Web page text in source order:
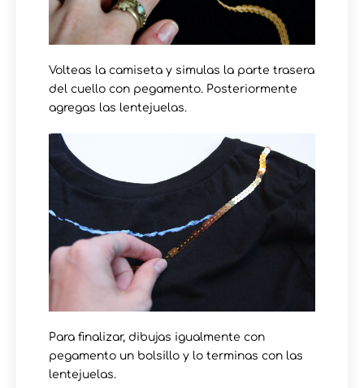
Volteas la camiseta y simulas la parte trasera
del cuello con pegamento. Posteriormente
agregas las lentejuelas.
Para finalizar, dibujas igualmente con
pegamento un bolsillo y lo terminas con las
lentejuelas.